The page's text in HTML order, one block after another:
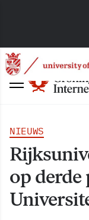
NIEUWS
op derde